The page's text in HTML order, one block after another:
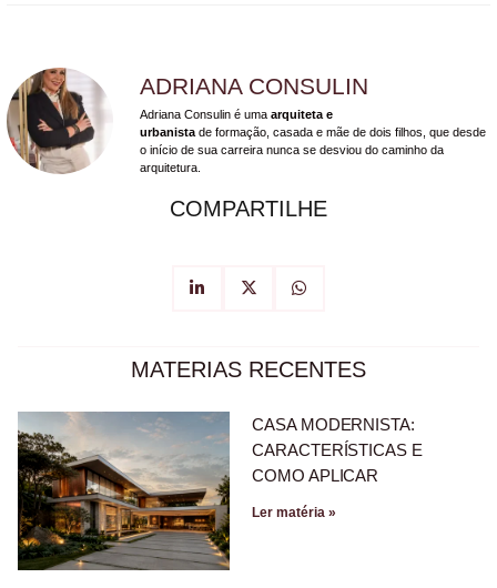
ADRIANA CONSULIN
Adriana Consulin é uma arquiteta e
urbanista de formação, casada e mãe de dois filhos, que desde
o início de sua carreira nunca se desviou do caminho da
arquitetura.
COMPARTILHE
MATERIAS RECENTES
CASA MODERNISTA:
CARACTERÍSTICAS E
COMO APLICAR
Ler matéria »